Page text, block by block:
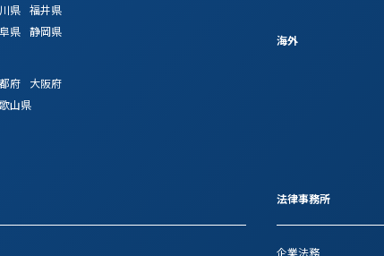
県 福井県
県 静岡県
府
大阪府
山県
海外
法律事務所
企業法務